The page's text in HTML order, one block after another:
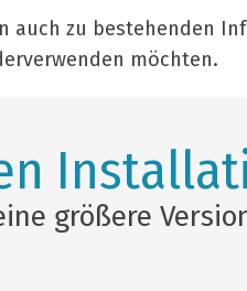
auch zu bestehenden
möchten.
größere